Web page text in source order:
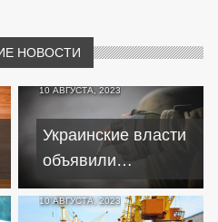
НОВОСТИ
10 АВГУСТА, 2023
Украинские власти
объявили
обязательную
эвакуацию в
10 АВГУСТА, 2023